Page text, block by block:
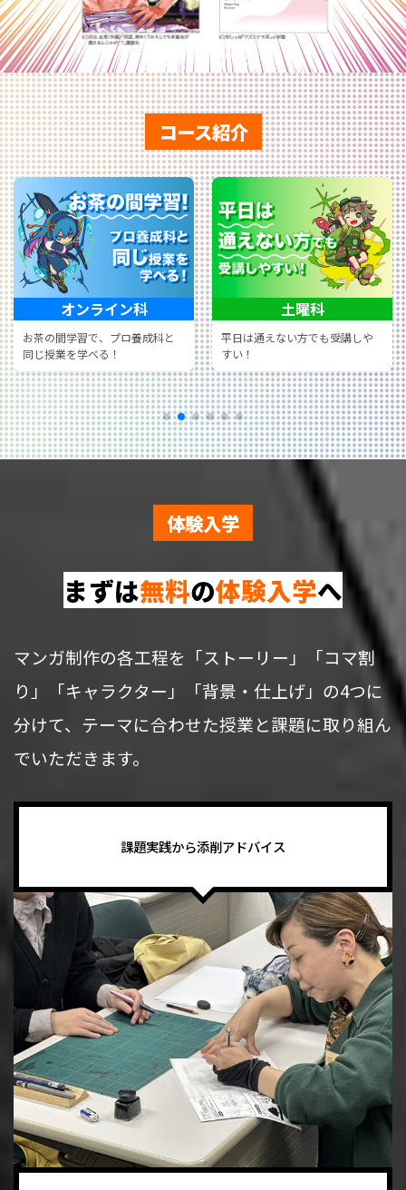
コース紹介
土曜科
平日は通えない方でも受講しや
すい！
作品制作コース
作品制作に特化したより高度な
講義・実習！
体験入学
まずは無料の体験入学へ
マンガ制作の各工程を「ストーリー」「コマ割
り」「キャラクター」「背景・仕上げ」の4つに
分けて、テーマに合わせた授業と課題に取り組ん
でいただきます。
課題実践から添削アドバイス